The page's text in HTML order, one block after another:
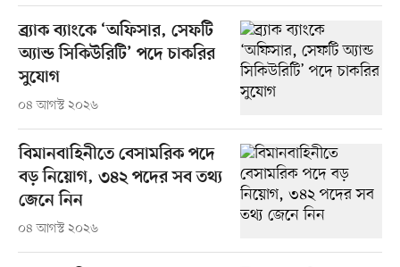
ব্র্যাক ব্যাংকে ‘অফিসার, সেফটি
অ্যান্ড সিকিউরিটি’ পদে চাকরির
সুযোগ
০৪ আগস্ট ২০২৬
বিমানবাহিনীতে বেসামরিক পদে
বড় নিয়োগ, ৩৪২ পদের সব তথ্য
জেনে নিন
০৪ আগস্ট ২০২৬